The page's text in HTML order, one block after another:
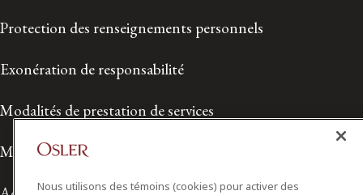
Protection des renseignements personnels
Exonération de responsabilité
Modalités de prestation de services
Modalités d'utilisation
Nous utilisons des témoins (cookies) pour activer des